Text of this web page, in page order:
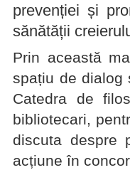
prevenției și
sănătății
Prin această
spațiu de dialog
Catedra de
bibliotecari,
discuta despre
acțiune în